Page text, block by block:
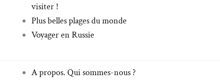
visiter !
Plus belles plages du monde
Voyager en Russie
A propos. Qui sommes-nous ?